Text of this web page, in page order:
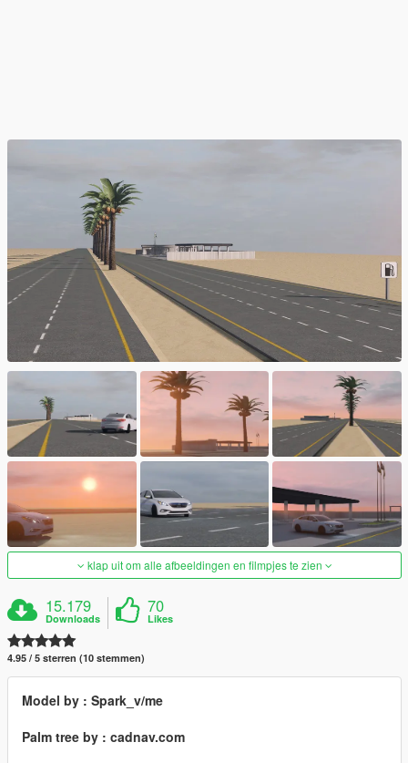
klap uit om alle afbeeldingen en filmpjes te zien
15.179
Downloads
70
Likes
4.95 / 5 sterren (10 stemmen)
Model by : Spark_v/me
Palm tree by : cadnav.com